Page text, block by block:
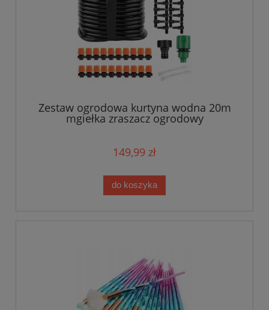
Zestaw ogrodowa kurtyna wodna 20m
mgiełka zraszacz ogrodowy
149,99 zł
do koszyka